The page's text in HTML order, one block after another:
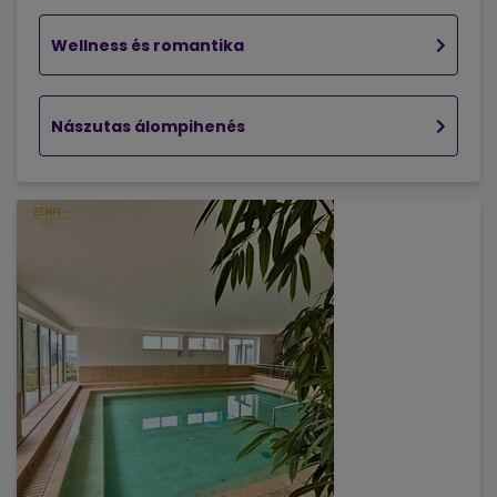
Wellness és romantika
Nászutas álompihenés